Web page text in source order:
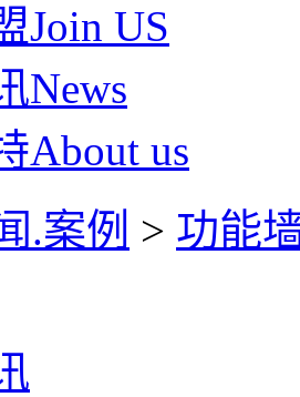
Join US
News
About us
.案例 > 功能